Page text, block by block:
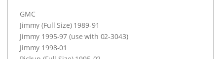
GMC
Jimmy (Full Size) 1989-91
Jimmy 1995-97 (use with 02-3043)
Jimmy 1998-01